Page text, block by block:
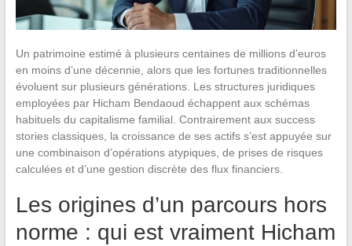
Un patrimoine estimé à plusieurs centaines de millions d’euros
en moins d’une décennie, alors que les fortunes traditionnelles
évoluent sur plusieurs générations. Les structures juridiques
employées par Hicham Bendaoud échappent aux schémas
habituels du capitalisme familial. Contrairement aux success
stories classiques, la croissance de ses actifs s’est appuyée sur
une combinaison d’opérations atypiques, de prises de risques
calculées et d’une gestion discrète des flux financiers.
Les origines d’un parcours hors
norme : qui est vraiment Hicham